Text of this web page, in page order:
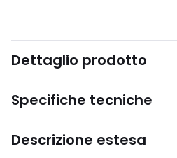
Dettaglio prodotto
Specifiche tecniche
Descrizione estesa